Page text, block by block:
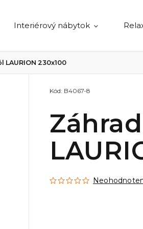
Interiérový nábytok
LAURION 230x100
Kód: B4067-8